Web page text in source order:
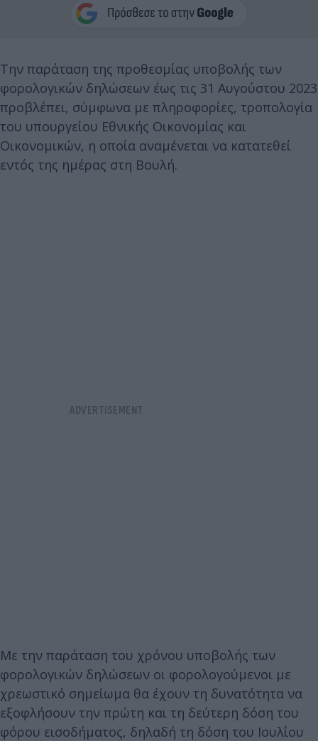
Την παράταση της προθεσμίας υποβολής των
φορολογικών δηλώσεων έως τις 31 Αυγούστου 2023
προβλέπει, σύμφωνα με πληροφορίες, τροπολογία
του υπουργείου Εθνικής Οικονομίας και
Οικονομικών, η οποία αναμένεται να κατατεθεί
εντός της ημέρας στη Βουλή.
Με την παράταση του χρόνου υποβολής των
φορολογικών δηλώσεων οι φορολογούμενοι με
χρεωστικό σημείωμα θα έχουν τη δυνατότητα να
εξοφλήσουν την πρώτη και τη δεύτερη δόση του
φόρου εισοδήματος, δηλαδή τη δόση του Ιουλίου